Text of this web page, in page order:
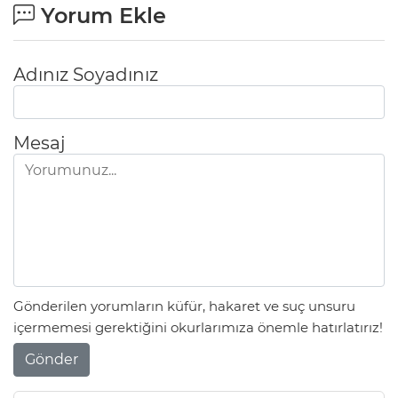
Yorum Ekle
Adınız Soyadınız
Mesaj
Gönderilen yorumların küfür, hakaret ve suç unsuru
içermemesi gerektiğini okurlarımıza önemle hatırlatırız!
Gönder